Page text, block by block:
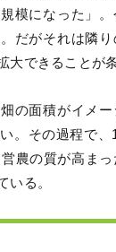
模になった」
だがそれは隣り
大できることが
の面積がイメ
。その過程で
農の質が高ま
いる。